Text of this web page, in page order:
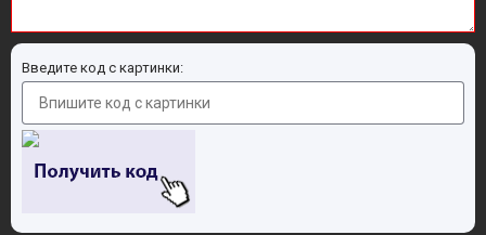
Введите код с картинки: